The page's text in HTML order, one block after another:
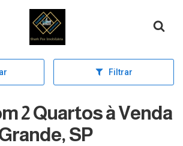
Página inicial
Filtrar
2 Quartos à Venda
SP